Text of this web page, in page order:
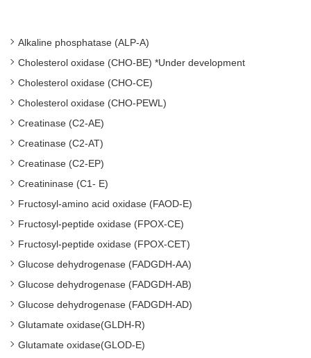
Alkaline phosphatase (ALP-A)
Cholesterol oxidase (CHO-BE) *Under development
Cholesterol oxidase (CHO-CE)
Cholesterol oxidase (CHO-PEWL)
Creatinase (C2-AE)
Creatinase (C2-AT)
Creatinase (C2-EP)
Creatininase (C1- E)
Fructosyl-amino acid oxidase (FAOD-E)
Fructosyl-peptide oxidase (FPOX-CE)
Fructosyl-peptide oxidase (FPOX-CET)
Glucose dehydrogenase (FADGDH-AA)
Glucose dehydrogenase (FADGDH-AB)
Glucose dehydrogenase (FADGDH-AD)
Glutamate oxidase(GLDH-R)
Glutamate oxidase(GLOD-E)